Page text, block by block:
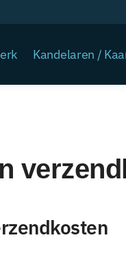
Kandelaren /